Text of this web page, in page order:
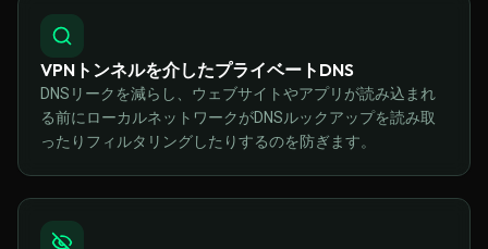
VPNトンネルを介したプライベートDNS
DNSリークを減らし、ウェブサイトやアプリが読み込まれ
る前にローカルネットワークがDNSルックアップを読み取
ったりフィルタリングしたりするのを防ぎます。